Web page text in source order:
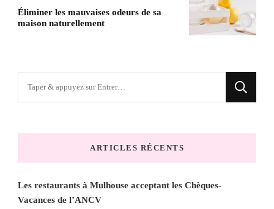
Éliminer les mauvaises odeurs de sa
maison naturellement
chose
ARTICLES RÉCENTS
Les restaurants à Mulhouse acceptant les Chèques-
Vacances de l’ANCV